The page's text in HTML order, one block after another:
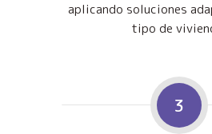
aplicando soluciones
tipo de
3